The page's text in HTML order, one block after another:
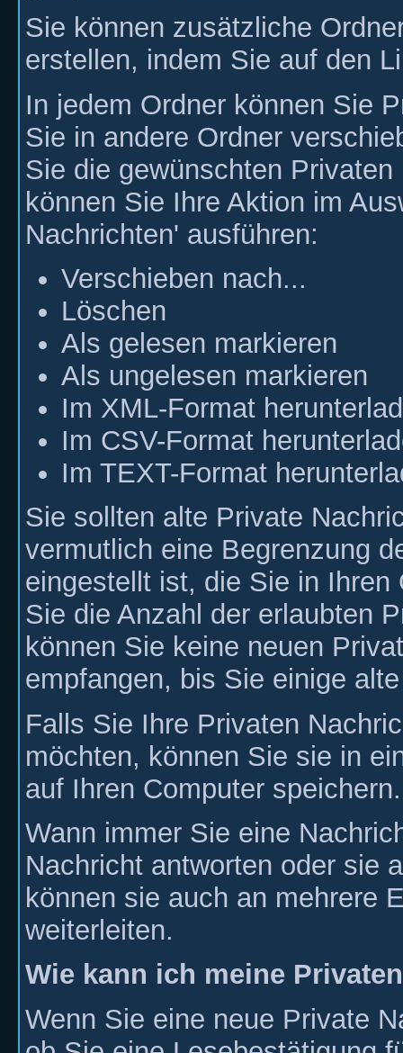
Sie können zusätzliche
erstellen, indem Sie auf den
In jedem Ordner können Sie
Sie in andere Ordner
Sie die gewünschten
können Sie Ihre Aktion im
Nachrichten' ausführen:
Verschieben nach...
Löschen
Als gelesen markieren
Als ungelesen markieren
Im XML-Format
Im CSV-Format
Im TEXT-Format
Sie sollten alte Private
vermutlich eine Begrenzung
eingestellt ist, die Sie in Ihren
Sie die Anzahl der erlaubten
können Sie keine neuen
empfangen, bis Sie einige
Falls Sie Ihre Privaten
möchten, können Sie sie in
auf Ihren Computer speichern.
Wann immer Sie eine
Nachricht antworten oder sie
können sie auch an mehrere
weiterleiten.
Wie kann ich meine
Wenn Sie eine neue Private